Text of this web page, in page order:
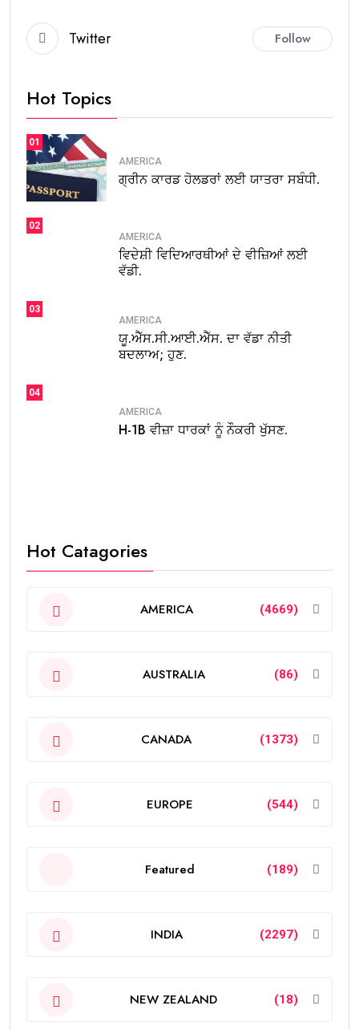
Twitter Follow
Hot Topics
01
AMERICA
ਗ੍ਰੀਨ ਕਾਰਡ ਹੋਲਡਰਾਂ ਲਈ ਯਾਤਰਾ ਸਬੰਧੀ.
02
AMERICA
ਵਿਦੇਸ਼ੀ ਵਿਦਿਆਰਥੀਆਂ ਦੇ ਵੀਜ਼ਿਆਂ ਲਈ
ਵੱਡੀ.
03
AMERICA
ਯੂ.ਐੱਸ.ਸੀ.ਆਈ.ਐੱਸ. ਦਾ ਵੱਡਾ ਨੀਤੀ
ਬਦਲਾਅ; ਹੁਣ.
04
AMERICA
H-1B ਵੀਜ਼ਾ ਧਾਰਕਾਂ ਨੂੰ ਨੌਕਰੀ ਖੁੱਸਣ.
Hot Catagories
AMERICA (4669)
AUSTRALIA (86)
CANADA (1373)
EUROPE (544)
Featured (189)
INDIA (2297)
NEW ZEALAND (18)